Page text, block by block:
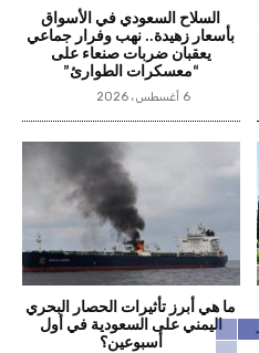
السلاح السعودي في الأسواق
بأسعار زهيدة.. نهب وفرار جماعي
يعقبان ضربات صنعاء على
“معسكرات الطوارئ”
6 أغسطس، 2026
ما هي أبرز تأثيرات الحصار البحري
اليمني على السعودية في أول
أسبوعين؟